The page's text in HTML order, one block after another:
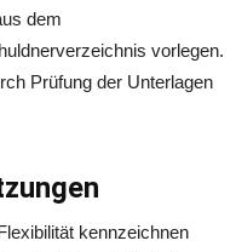
dem
vorlegen.
Prüfung der Unterlagen
kennzeichnen